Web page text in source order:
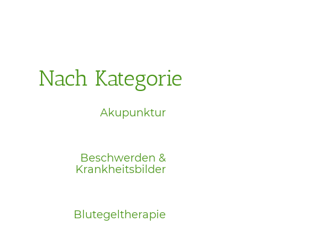
Nach Kategorie
Akupunktur
Beschwerden &
Krankheitsbilder
Blutegeltherapie